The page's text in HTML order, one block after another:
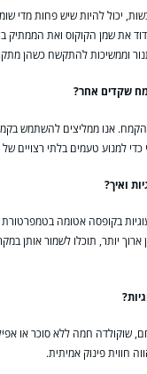
יכול להיות שיש פחות מדי
את שמן הקוקוס ואת הממתיק
וממשיכות להתקשח כשהן
שקדים אחר?
הקמח. אנו ממליצים להשתמש
למנוע טעמים בלתי רצויים של
ואיך?
בקופסה אטומה
יותר, תוכלו לשמור אותן
שוקולדה חמה ללא סוכר או
חווית פינוק אמיתית.